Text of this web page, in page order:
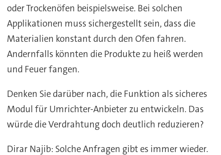
oder Trockenöfen beispielsweise. Bei solchen
Applikationen muss sichergestellt sein, dass die
Materialien konstant durch den Ofen fahren.
Andernfalls könnten die Produkte zu heiß werden
und Feuer fangen.
Denken Sie darüber nach, die Funktion als sicheres
Modul für Umrichter-Anbieter zu entwickeln. Das
würde die Verdrahtung doch deutlich reduzieren?
Dirar Najib: Solche Anfragen gibt es immer wieder.